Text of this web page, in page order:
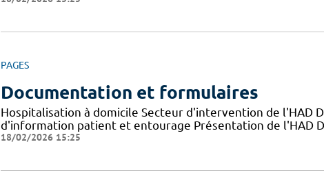
PAGES
Documentation et formulaires
Hospitalisation à domicile Secteur d'intervention de l'HAD
d'information patient et entourage Présentation de l'HAD
18/02/2026 15:25